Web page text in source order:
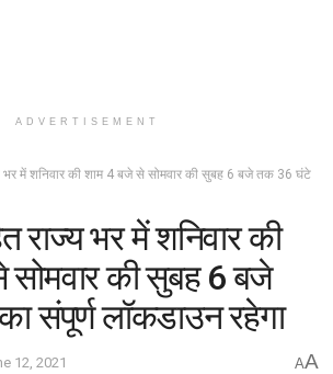
ADVERTISEMENT
भर में शनिवार की शाम 4 बजे से सोमवार की सुबह 6 बजे तक 36 घंटे
राज्य भर में शनिवार की
की सुबह 6 बजे
संपूर्ण लॉकडाउन रहेगा
12, 2021 AA